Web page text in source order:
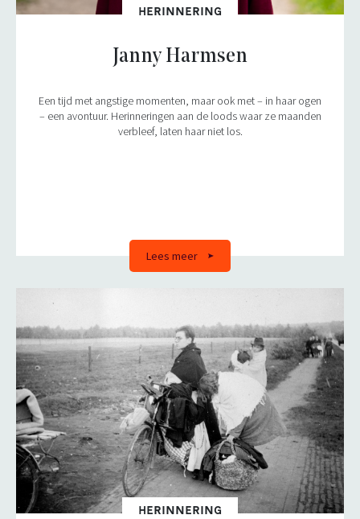
HERINNERING
Janny Harmsen
Een tijd met angstige momenten, maar ook met – in haar ogen
– een avontuur. Herinneringen aan de loods waar ze maanden
verbleef, laten haar niet los.
Lees meer
HERINNERING